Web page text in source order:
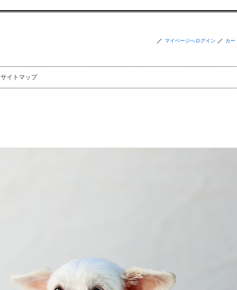
マイページへログイン カー
サイトマップ